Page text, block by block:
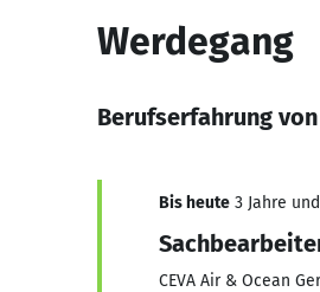
Werdegang
Berufserfahrung
Bis heute 3 Jahre
CEVA Air & Ocean